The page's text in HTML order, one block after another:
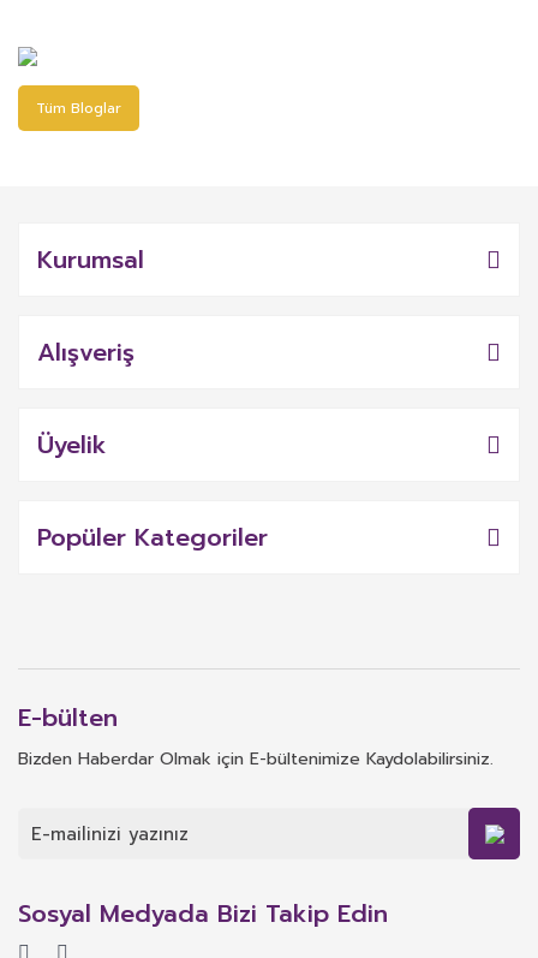
Tüm Bloglar
Kurumsal
Alışveriş
Üyelik
Popüler Kategoriler
E-bülten
Bizden Haberdar Olmak için E-bültenimize Kaydolabilirsiniz.
Sosyal Medyada Bizi Takip Edin